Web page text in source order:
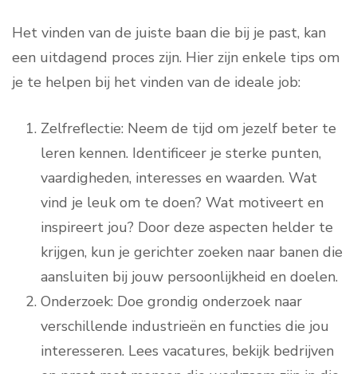
Het vinden van de juiste baan die bij je past, kan
een uitdagend proces zijn. Hier zijn enkele tips om
je te helpen bij het vinden van de ideale job:
Zelfreflectie: Neem de tijd om jezelf beter te
leren kennen. Identificeer je sterke punten,
vaardigheden, interesses en waarden. Wat
vind je leuk om te doen? Wat motiveert en
inspireert jou? Door deze aspecten helder te
krijgen, kun je gerichter zoeken naar banen die
aansluiten bij jouw persoonlijkheid en doelen.
Onderzoek: Doe grondig onderzoek naar
verschillende industrieën en functies die jou
interesseren. Lees vacatures, bekijk bedrijven